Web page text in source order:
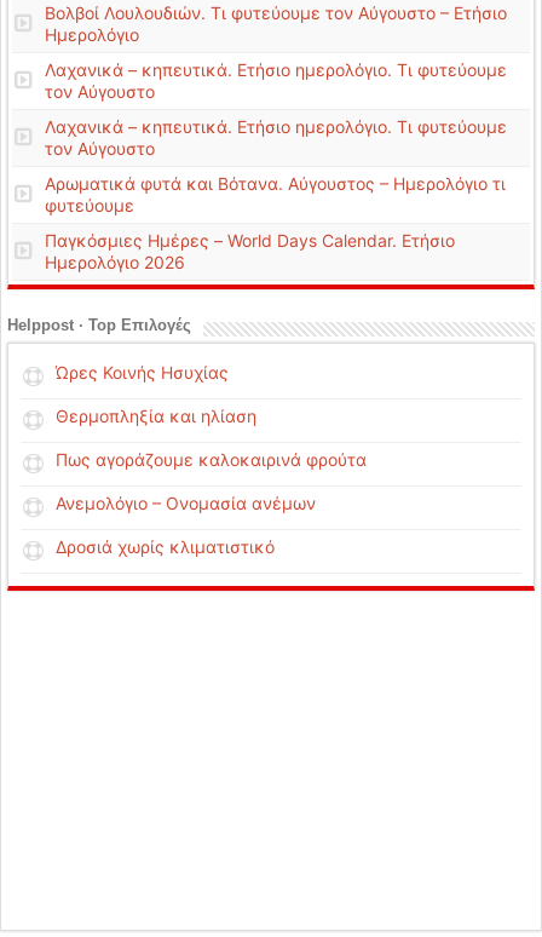
Βολβοί Λουλουδιών. Τι φυτεύουμε τον Αύγουστο – Ετήσιο
Ημερολόγιο
Λαχανικά – κηπευτικά. Ετήσιο ημερολόγιο. Τι φυτεύουμε
τον Αύγουστο
Λαχανικά – κηπευτικά. Ετήσιο ημερολόγιο. Τι φυτεύουμε
τον Αύγουστο
Αρωματικά φυτά και Βότανα. Αύγουστος – Ημερολόγιο τι
φυτεύουμε
Παγκόσμιες Ημέρες – World Days Calendar. Ετήσιο
Ημερολόγιο 2026
Helppost · Top Επιλογές
Ώρες Κοινής Ησυχίας
Θερμοπληξία και ηλίαση
Πως αγοράζουμε καλοκαιρινά φρούτα
Ανεμολόγιο – Ονομασία ανέμων
Δροσιά χωρίς κλιματιστικό